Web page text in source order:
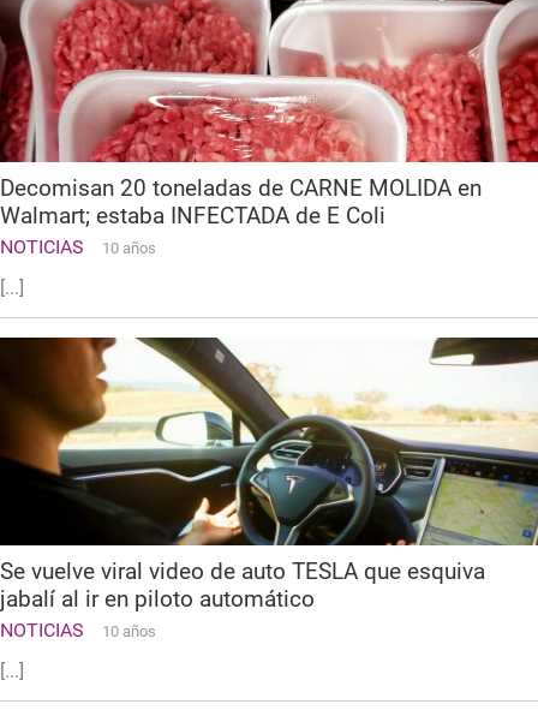
Decomisan 20 toneladas de CARNE MOLIDA en
Walmart; estaba INFECTADA de E Coli
NOTICIAS 10 años
[...]
Se vuelve viral video de auto TESLA que esquiva
jabalí al ir en piloto automático
NOTICIAS 10 años
[...]